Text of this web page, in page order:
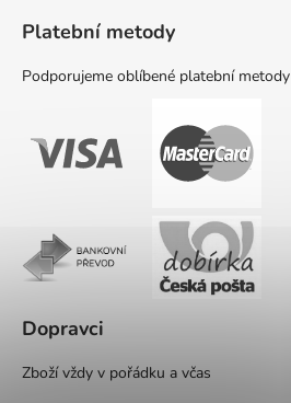
Platební metody
Podporujeme oblíbené platební metody
Dopravci
Zboží vždy v pořádku a včas